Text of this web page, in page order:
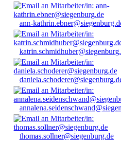
ann-
thomas.sollner@siegenburg.de